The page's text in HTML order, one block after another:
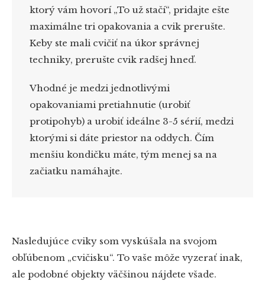
ktorý vám hovorí „To už stačí“, pridajte ešte
maximálne tri opakovania a cvik prerušte.
Keby ste mali cvičiť na úkor správnej
techniky, prerušte cvik radšej hneď.
Vhodné je medzi jednotlivými
opakovaniami pretiahnutie (urobiť
protipohyb) a urobiť ideálne 3-5 sérií, medzi
ktorými si dáte priestor na oddych. Čím
menšiu kondičku máte, tým menej sa na
začiatku namáhajte.
Nasledujúce cviky som vyskúšala na svojom
obľúbenom „cvičisku“. To vaše môže vyzerať inak,
ale podobné objekty väčšinou nájdete všade.